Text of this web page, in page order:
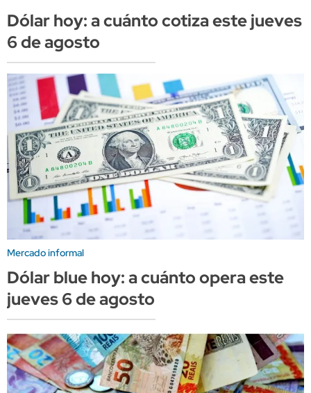
Dólar hoy: a cuánto cotiza este jueves
6 de agosto
Mercado informal
Dólar blue hoy: a cuánto opera este
jueves 6 de agosto